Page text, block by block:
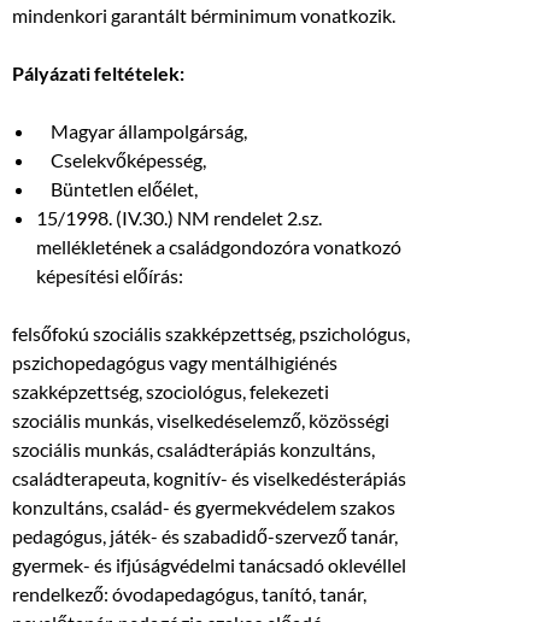
mindenkori garantált bérminimum vonatkozik.
Pályázati feltételek:
Magyar állampolgárság,
Cselekvőképesség,
Büntetlen előélet,
15/1998. (IV.30.) NM rendelet 2.sz.
mellékletének a családgondozóra vonatkozó
képesítési előírás:
felsőfokú szociális szakképzettség, pszichológus,
pszichopedagógus vagy mentálhigiénés
szakképzettség, szociológus, felekezeti
szociális munkás, viselkedéselemző, közösségi
szociális munkás, családterápiás konzultáns,
családterapeuta, kognitív- és viselkedésterápiás
konzultáns, család- és gyermekvédelem szakos
pedagógus, játék- és szabadidő-szervező tanár,
gyermek- és ifjúságvédelmi tanácsadó oklevéllel
rendelkező: óvodapedagógus, tanító, tanár,